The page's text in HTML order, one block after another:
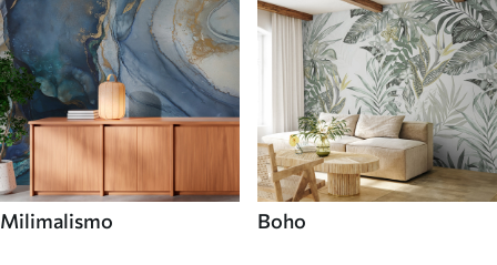
Milimalismo Boho